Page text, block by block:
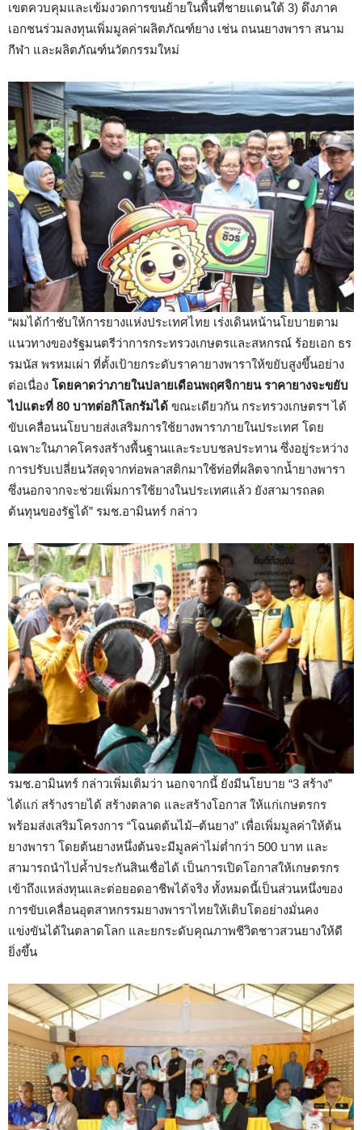
เขตควบคุมและเข้มงวดการขนย้ายในพื้นที่ชายแดนใต้ 3) ดึงภาค
เอกชนร่วมลงทุนเพิ่มมูลค่าผลิตภัณฑ์ยาง เช่น ถนนยางพารา สนาม
กีฬา และผลิตภัณฑ์นวัตกรรมใหม่
“ผมได้กำชับให้การยางแห่งประเทศไทย เร่งเดินหน้านโยบายตาม
แนวทางของรัฐมนตรีว่าการกระทรวงเกษตรและสหกรณ์ ร้อยเอก ธร
รมนัส พรหมเผ่า ที่ตั้งเป้ายกระดับราคายางพาราให้ขยับสูงขึ้นอย่าง
ต่อเนื่อง โดยคาดว่าภายในปลายเดือนพฤศจิกายน ราคายางจะขยับ
ไปแตะที่ 80 บาทต่อกิโลกรัมได้ ขณะเดียวกัน กระทรวงเกษตรฯ ได้
ขับเคลื่อนนโยบายส่งเสริมการใช้ยางพาราภายในประเทศ โดย
เฉพาะในภาคโครงสร้างพื้นฐานและระบบชลประทาน ซึ่งอยู่ระหว่าง
การปรับเปลี่ยนวัสดุจากท่อพลาสติกมาใช้ท่อที่ผลิตจากน้ำยางพารา
ซึ่งนอกจากจะช่วยเพิ่มการใช้ยางในประเทศแล้ว ยังสามารถลด
ต้นทุนของรัฐได้” รมช.อามินทร์ กล่าว
รมช.อามินทร์ กล่าวเพิ่มเติมว่า นอกจากนี้ ยังมีนโยบาย “3 สร้าง”
ได้แก่ สร้างรายได้ สร้างตลาด และสร้างโอกาส ให้แก่เกษตรกร
พร้อมส่งเสริมโครงการ “โฉนดต้นไม้–ต้นยาง” เพื่อเพิ่มมูลค่าให้ต้น
ยางพารา โดยต้นยางหนึ่งต้นจะมีมูลค่าไม่ต่ำกว่า 500 บาท และ
สามารถนำไปค้ำประกันสินเชื่อได้ เป็นการเปิดโอกาสให้เกษตรกร
เข้าถึงแหล่งทุนและต่อยอดอาชีพได้จริง ทั้งหมดนี้เป็นส่วนหนึ่งของ
การขับเคลื่อนอุตสาหกรรมยางพาราไทยให้เติบโตอย่างมั่นคง
แข่งขันได้ในตลาดโลก และยกระดับคุณภาพชีวิตชาวสวนยางให้ดี
ยิ่งขึ้น